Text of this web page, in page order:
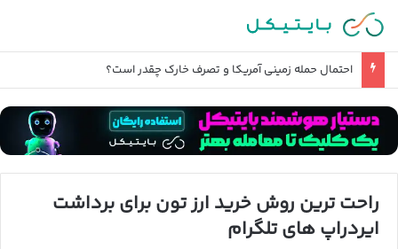
احتمال حمله زمینی آمریکا و تصرف خارک چقدر است؟
راحت ترین روش خرید ارز تون برای برداشت
ایردراپ های تلگرام